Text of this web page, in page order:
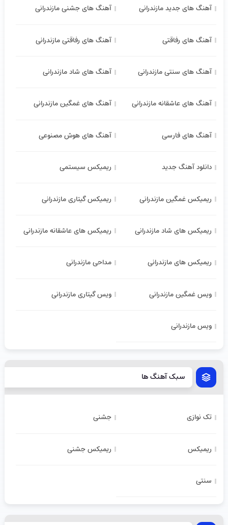
آهنگ های جدید مازندرانی آهنگ های جشنی مازندرانی
آهنگ های رفاقتی آهنگ های رفاقتی مازندرانی
آهنگ های سنتی مازندرانی آهنگ های شاد مازندرانی
آهنگ های عاشقانه مازندرانی آهنگ های غمگین مازندرانی
آهنگ های فارسی آهنگ های هوش مصنوعی
دانلود آهنگ جدید ریمیکس سیستمی
ریمیکس غمگین مازندرانی ریمیکس گیتاری مازندرانی
ریمیکس های شاد مازندرانی ریمیکس های عاشقانه مازندرانی
ریمیکس های مازندرانی مداحی مازندرانی
ویس غمگین مازندرانی ویس گیتاری مازندرانی
ویس مازندرانی
سبک آهنگ ها
تک نوازی جشنی
ریمیکس ریمیکس جشنی
سنتی